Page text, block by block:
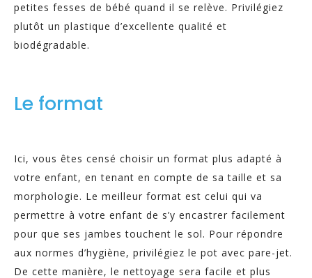
petites fesses de bébé quand il se relève. Privilégiez
plutôt un plastique d’excellente qualité et
biodégradable.
Le format
Ici, vous êtes censé choisir un format plus adapté à
votre enfant, en tenant en compte de sa taille et sa
morphologie. Le meilleur format est celui qui va
permettre à votre enfant de s’y encastrer facilement
pour que ses jambes touchent le sol. Pour répondre
aux normes d’hygiène, privilégiez le pot avec pare-jet.
De cette manière, le nettoyage sera facile et plus